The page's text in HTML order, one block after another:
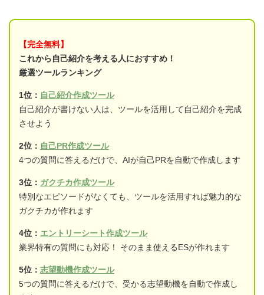
【完全無料】
これから自己紹介を考える人におすすめ！
厳選ツールランキング
1位： 自己紹介作成ツール
自己紹介が書けない人は、ツールを活用して自己紹介を完成
させよう
2位： 自己PR作成ツール
4つの質問に答えるだけで、AIが自己PRを自動で作成します
3位： ガクチカ作成ツール
特別なエピソードがなくても、ツールを活用すれば魅力的な
ガクチカが作れます
4位： エントリーシート作成ツール
業界特有の質問にも対応！ そのまま使えるESが作れます
5位： 志望動機作成ツール
5つの質問に答えるだけで、受かる志望動機を自動で作成し